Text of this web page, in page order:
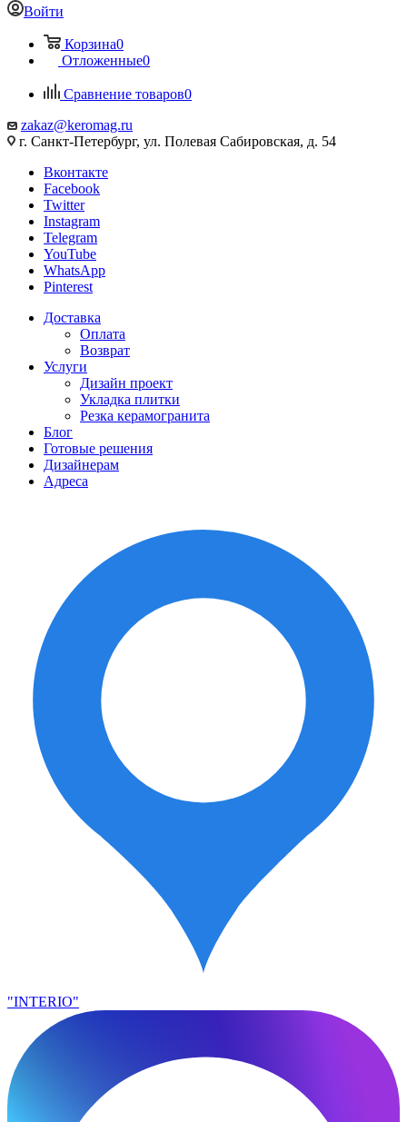
Войти
Корзина0
Отложенные0
Сравнение товаров0
zakaz@keromag.ru
г. Санкт-Петербург, ул. Полевая Сабировская, д. 54
Вконтакте
Facebook
Twitter
Instagram
Telegram
YouTube
WhatsApp
Pinterest
Доставка
Оплата
Возврат
Услуги
Дизайн проект
Укладка плитки
Резка керамогранита
Блог
Готовые решения
Дизайнерам
Адреса
"INTERIO"